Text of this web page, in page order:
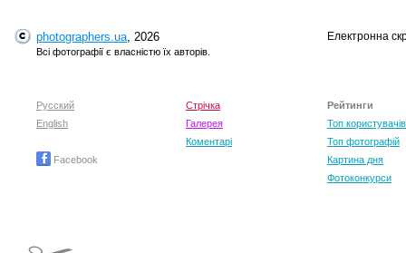
photographers.ua, 2026
Всі фотографії є власністю їх авторів.
Електронна
Русский
English
Facebook
Стрічка
Галерея
Коментарі
Рейтинги
Топ користувачів
Топ фотографій
Картина дня
Фотоконкурси